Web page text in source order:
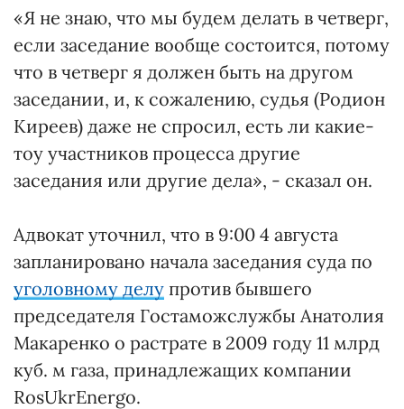
«Я не знаю, что мы будем делать в четверг,
если заседание вообще состоится, потому
что в четверг я должен быть на другом
заседании, и, к сожалению, судья (Родион
Киреев) даже не спросил, есть ли какие-
тоу участников процесса другие
заседания или другие дела», - сказал он.
Адвокат уточнил, что в 9:00 4 августа
запланировано начала заседания суда по
уголовному делу против бывшего
председателя Гостаможслужбы Анатолия
Макаренко о растрате в 2009 году 11 млрд
куб. м газа, принадлежащих компании
RosUkrEnergo.